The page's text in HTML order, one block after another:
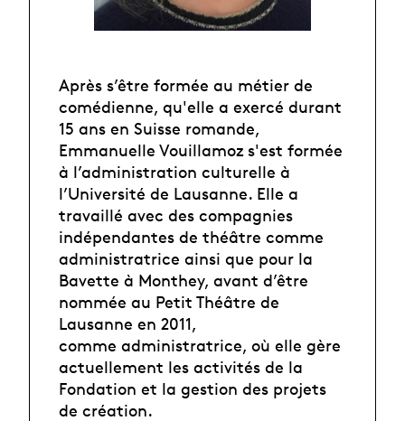
Après s’être formée au métier de
comédienne, qu'elle a exercé durant
15 ans en Suisse romande,
Emmanuelle Vouillamoz s'est formée
à l’administration culturelle à
l’Université de Lausanne. Elle a
travaillé avec des compagnies
indépendantes de théâtre comme
administratrice ainsi que pour la
Bavette à Monthey, avant d’être
nommée au Petit Théâtre de
Lausanne en 2011,
comme administratrice, où elle gère
actuellement les activités de la
Fondation et la gestion des projets
de création.